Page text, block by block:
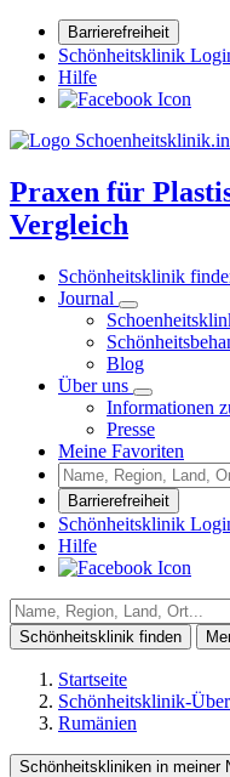
Barrierefreiheit
Schönheitsklinik
Hilfe
Praxen für
Vergleich
Schönheitsklinik
Journal
Blog
Über uns
Informationen
Presse
Meine Favoriten
Barrierefreiheit
Schönheitsklinik
Hilfe
Schönheitsklinik finden
Startseite
Schönheitsklinik-
Rumänien
Schönheitskliniken in meiner